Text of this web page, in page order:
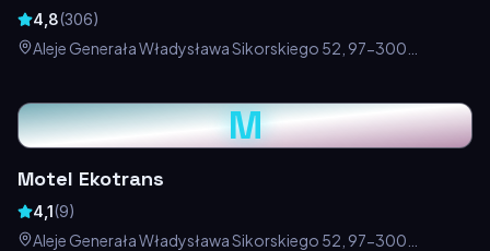
4,8(306)
Aleje Generała Władysława Sikorskiego 52, 97-300
M
Motel Ekotrans
4,1(9)
Aleje Generała Władysława Sikorskiego 52, 97-300